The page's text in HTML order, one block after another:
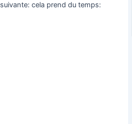
cela prend du temps: